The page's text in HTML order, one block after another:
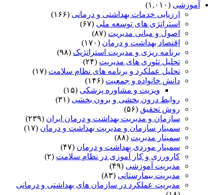
آموزشی (۱,۰۱۰)
ارزیابی خدمات بهداشتی و درمانی (۱۶۶)
استراتژی های توسعه ملی (۶۷)
اصول و مبانی مدیریت (۸۷)
اقتصاد بهداشت و درمان (۱۷۰)
برنامه ریزی و مدیریت استراتژیک (۹۸)
تحلیل تئوری های مدیریت (۲۴)
تحلیل عملکرد و برنامه های نظام سلامت (۱۷)
دانش خانواده و جمعیت (۱۴۶)
ویزیت و مشاوره پزشکی (۱۵)
روابط درون بخشی و برون بخشی (۳۱)
روش تحقیق (۵۶)
سازمان و مدیریت بهداشت و درمان ایران (۲۳۹)
سمینار سازمان و مدیریت بهداشت و درمان (۱۷)
سمینار مدیریت (۸۸)
سمینار موردی بهداشت و درمان (۴۷)
کارورزی و کار آموزی در نظام سلامت (۲)
مدیریت آموزشی (۴۹)
مدیریت بیمارستانی (۸۳)
مدیریت عملکرد در سازمان های بهداشتی و درمانی